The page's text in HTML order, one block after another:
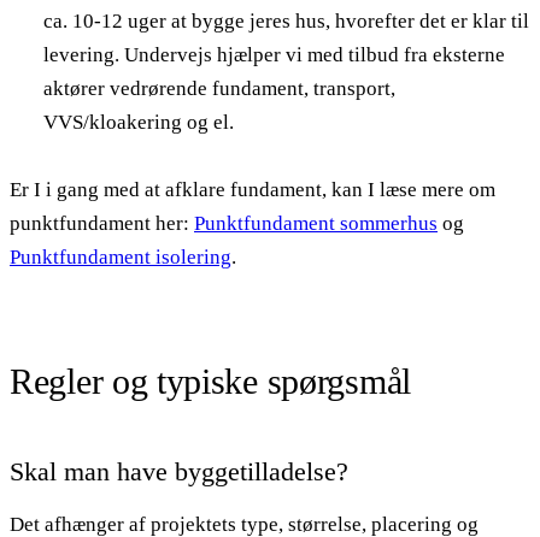
ca. 10-12 uger at bygge jeres hus, hvorefter det er klar til
levering. Undervejs hjælper vi med tilbud fra eksterne
aktører vedrørende fundament, transport,
VVS/kloakering og el.
Er I i gang med at afklare fundament, kan I læse mere om
punktfundament her: Punktfundament sommerhus og
Punktfundament isolering.
Regler og typiske spørgsmål
Skal man have byggetilladelse?
Det afhænger af projektets type, størrelse, placering og